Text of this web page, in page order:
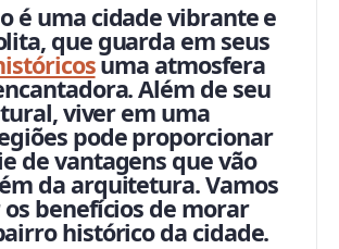
é uma cidade vibrante e
que guarda em seus
uma atmosfera
Além de seu
viver em uma
pode proporcionar
de vantagens que vão
da arquitetura. Vamos
benefícios de morar
histórico da cidade.